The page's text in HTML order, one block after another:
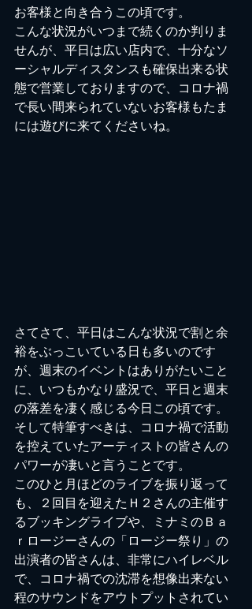
お客様と向き合うこの頃です。
こんな状況がいつまで続くのか判りま
せんが、平日は広い店内で、十分なソ
ーシャルディスタンスも確保出来る状
態で営業しておりますので、コロナ禍
で長い間来られていないお客様もたま
には遊びに来てくださいね。
さてさて、平日はこんな状況で割と余
裕をぶっこいている日も多いのです
が、週末のイベントはありがたいこと
に、いつもかなり盛況で、平日と週末
の落差を凄く感じる今日この頃です。
そして特筆すべきは、コロナ禍で活動
を控えていたアーティストの皆さんの
パワーが凄いと言うことです。
このひと月ほどのライブを振り返って
も、２回目を迎えたＨ２さんの主催す
るブッキングライブや、ミナミのＢａ
ｒロージーさんの「ロージー祭り」の
出演者の皆さんは、非常にハイレベル
で、コロナ禍での沈滞を想像出来ない
程のサウンドをアウトプットされてい